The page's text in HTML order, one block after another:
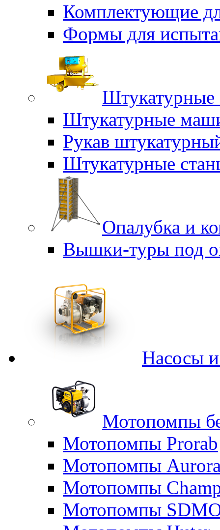
Комплектующие
Формы для
Штукатурные
Штукатурные
Рукав
Штукатурные
Опалубка и
Вышки-туры под
Насосы
Мотопомпы
Мотопомпы Prorab
Мотопомпы
Мотопомпы
Мотопомпы